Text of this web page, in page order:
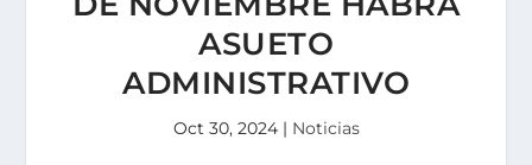
ASUETO
ADMINISTRATIVO
Oct 30, 2024| Noticias